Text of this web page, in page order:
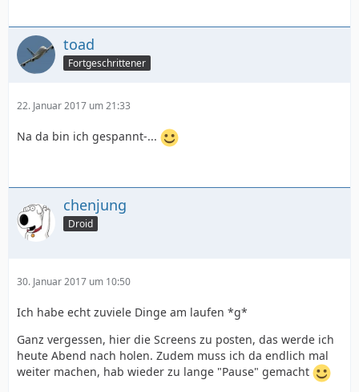
toad
Fortgeschrittener
22. Januar 2017 um 21:33
Na da bin ich gespannt-...
chenjung
Droid
30. Januar 2017 um 10:50
Ich habe echt zuviele Dinge am laufen *g*
Ganz vergessen, hier die Screens zu posten, das werde ich
heute Abend nach holen. Zudem muss ich da endlich mal
weiter machen, hab wieder zu lange "Pause" gemacht